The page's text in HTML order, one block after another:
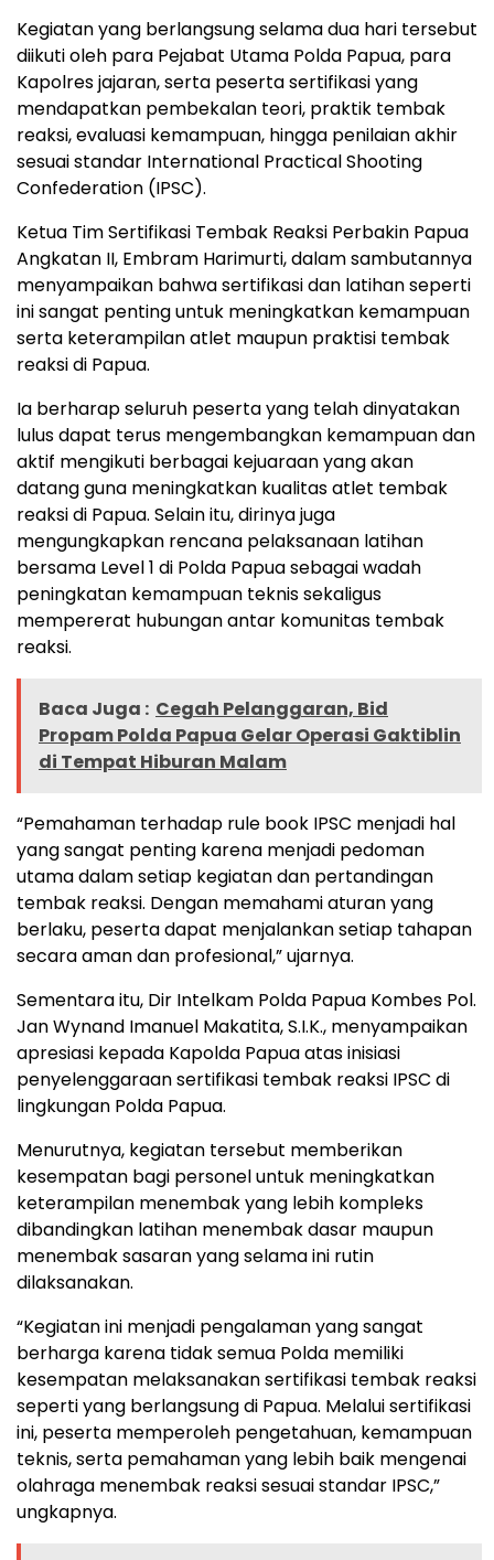
Kegiatan yang berlangsung selama dua hari tersebut
diikuti oleh para Pejabat Utama Polda Papua, para
Kapolres jajaran, serta peserta sertifikasi yang
mendapatkan pembekalan teori, praktik tembak
reaksi, evaluasi kemampuan, hingga penilaian akhir
sesuai standar International Practical Shooting
Confederation (IPSC).
Ketua Tim Sertifikasi Tembak Reaksi Perbakin Papua
Angkatan II, Embram Harimurti, dalam sambutannya
menyampaikan bahwa sertifikasi dan latihan seperti
ini sangat penting untuk meningkatkan kemampuan
serta keterampilan atlet maupun praktisi tembak
reaksi di Papua.
Ia berharap seluruh peserta yang telah dinyatakan
lulus dapat terus mengembangkan kemampuan dan
aktif mengikuti berbagai kejuaraan yang akan
datang guna meningkatkan kualitas atlet tembak
reaksi di Papua. Selain itu, dirinya juga
mengungkapkan rencana pelaksanaan latihan
bersama Level 1 di Polda Papua sebagai wadah
peningkatan kemampuan teknis sekaligus
mempererat hubungan antar komunitas tembak
reaksi.
Baca Juga : Cegah Pelanggaran, Bid
Propam Polda Papua Gelar Operasi Gaktiblin
di Tempat Hiburan Malam
“Pemahaman terhadap rule book IPSC menjadi hal
yang sangat penting karena menjadi pedoman
utama dalam setiap kegiatan dan pertandingan
tembak reaksi. Dengan memahami aturan yang
berlaku, peserta dapat menjalankan setiap tahapan
secara aman dan profesional,” ujarnya.
Sementara itu, Dir Intelkam Polda Papua Kombes Pol.
Jan Wynand Imanuel Makatita, S.I.K., menyampaikan
apresiasi kepada Kapolda Papua atas inisiasi
penyelenggaraan sertifikasi tembak reaksi IPSC di
lingkungan Polda Papua.
Menurutnya, kegiatan tersebut memberikan
kesempatan bagi personel untuk meningkatkan
keterampilan menembak yang lebih kompleks
dibandingkan latihan menembak dasar maupun
menembak sasaran yang selama ini rutin
dilaksanakan.
“Kegiatan ini menjadi pengalaman yang sangat
berharga karena tidak semua Polda memiliki
kesempatan melaksanakan sertifikasi tembak reaksi
seperti yang berlangsung di Papua. Melalui sertifikasi
ini, peserta memperoleh pengetahuan, kemampuan
teknis, serta pemahaman yang lebih baik mengenai
olahraga menembak reaksi sesuai standar IPSC,”
ungkapnya.